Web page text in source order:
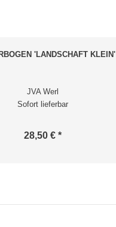
'LANDSCHAFT KLEIN'
JVA Werl
Sofort lieferbar
28,50 € *